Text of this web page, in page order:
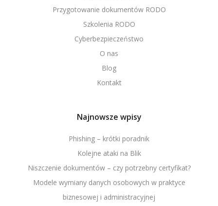
Przygotowanie dokumentów RODO
Szkolenia RODO
Cyberbezpieczeństwo
O nas
Blog
Kontakt
Najnowsze wpisy
Phishing – krótki poradnik
Kolejne ataki na Blik
Niszczenie dokumentów – czy potrzebny certyfikat?
Modele wymiany danych osobowych w praktyce
biznesowej i administracyjnej